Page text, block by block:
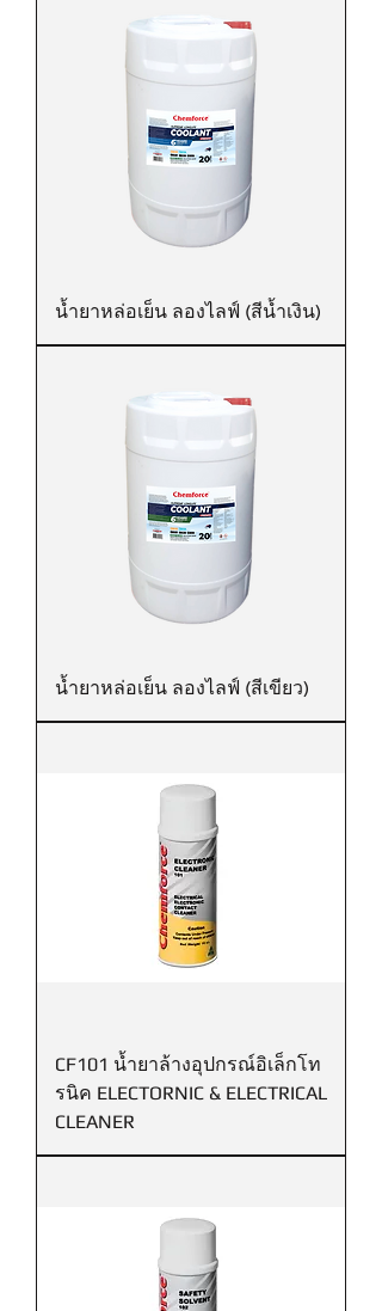
น้ำยาหล่อเย็น ลองไลฟ์ (สีน้ำเงิน)
น้ำยาหล่อเย็น ลองไลฟ์ (สีเขียว)
CF101 น้ำยาล้างอุปกรณ์อิเล็กโท
รนิค ELECTORNIC & ELECTRICAL
CLEANER